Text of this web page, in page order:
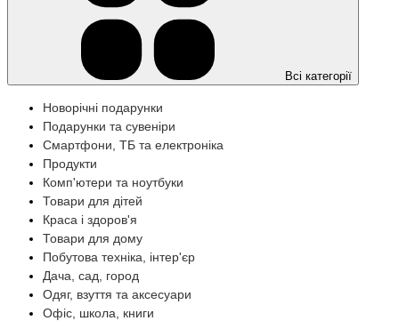
Всі категорії
Новорічні подарунки
Подарунки та сувеніри
Смартфони, ТБ та електроніка
Продукти
Комп'ютери та ноутбуки
Товари для дітей
Краса і здоров'я
Товари для дому
Побутова техніка, інтер'єр
Дача, сад, город
Одяг, взуття та аксесуари
Офіс, школа, книги